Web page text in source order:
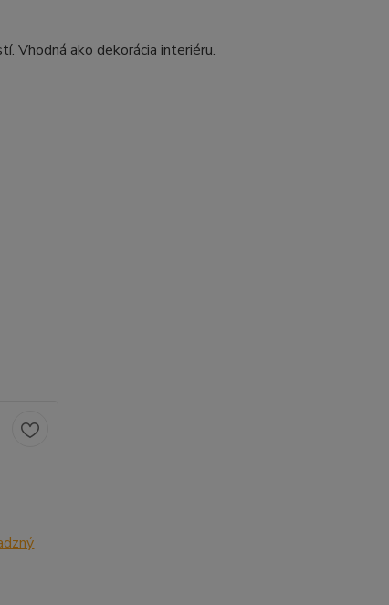
Vhodná ako dekorácia interiéru.